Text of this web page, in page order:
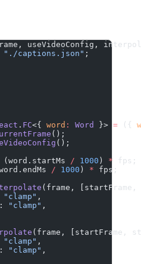
useVideoConfig,
"./captions.json" ;
. FC<{ word : Word }> = ({
();
();
(word.startMs / 1000 ) * fps;
/ 1000 ) * fps;
(frame,
"clamp" ,
"clamp" ,
(frame, [startFrame,
"clamp" ,
"clamp" ,